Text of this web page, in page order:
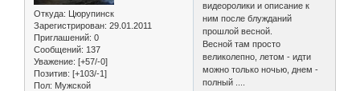
Откуда: Цюрупинск
Зарегистрирован: 29.01.2011
Приглашений: 0
Сообщений: 137
Уважение: [+57/-0]
Позитив: [+103/-1]
Пол: Мужской
видеоролики и описание к
ним после блужданий
прошлой весной.
Весной там просто
великолепно, летом - идти
можно только ночью, днем -
полный ....